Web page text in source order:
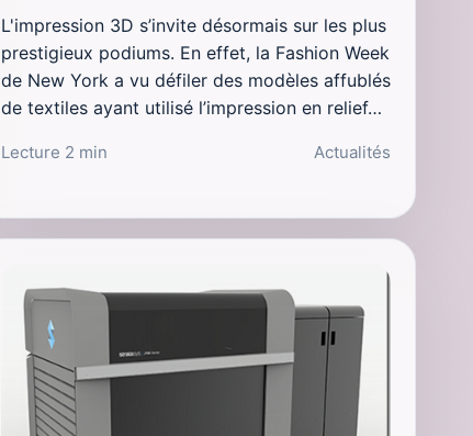
L'impression 3D s’invite désormais sur les plus
prestigieux podiums. En effet, la Fashion Week
de New York a vu défiler des modèles affublés
de textiles ayant utilisé l’impression en relief…
Lecture 2 min Actualités